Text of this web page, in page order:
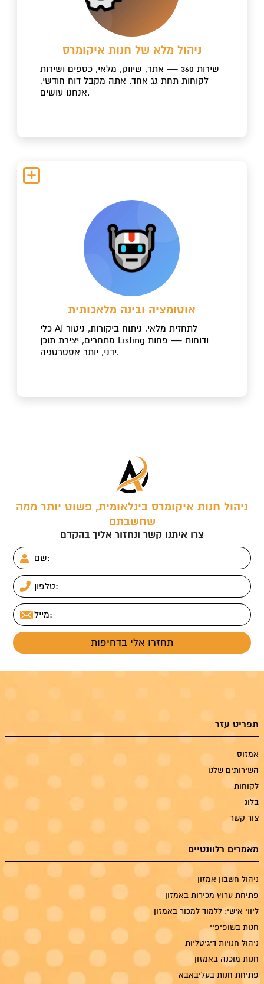
ניהול מלא של חנות איקומרס
שירות 360 — אתר, שיווק, מלאי, כספים ושירות
לקוחות תחת גג אחד. אתה מקבל דוח חודשי,
אנחנו עושים.
אוטומציה ובינה מלאכותית
כלי AI לתחזית מלאי, ניתוח ביקורות, ניטור
מתחרים, יצירת תוכן Listing ודוחות — פחות
ידני, יותר אסטרטגיה.
ניהול חנות איקומרס בינלאומית, פשוט יותר ממה
שחשבתם
צרו איתנו קשר ונחזור אליך בהקדם
תפריט עזר
אמזוס
השירותים שלנו
לקוחות
בלוג
צור קשר
מאמרים רלוונטיים
ניהול חשבון אמזון
פתיחת ערוץ מכירות באמזון
ליווי אישי: ללמוד למכור באמזון
חנות בשופיפיי
ניהול חנויות דיגיטליות
חנות מוכנה באמזון
פתיחת חנות בעליבאבא